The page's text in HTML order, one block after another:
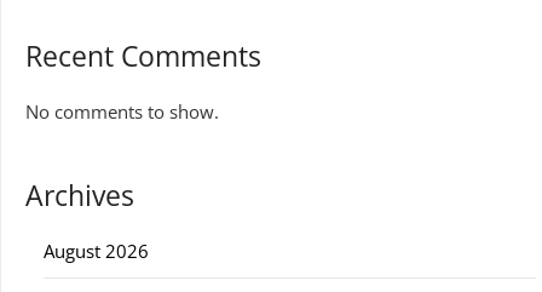
Recent Comments
No comments to show.
Archives
August 2026